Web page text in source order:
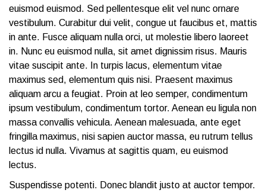
euismod euismod. Sed pellentesque elit vel nunc ornare
vestibulum. Curabitur dui velit, congue ut faucibus et, mattis
in ante. Fusce aliquam nulla orci, ut molestie libero laoreet
in. Nunc eu euismod nulla, sit amet dignissim risus. Mauris
vitae suscipit ante. In turpis lacus, elementum vitae
maximus sed, elementum quis nisi. Praesent maximus
aliquam arcu a feugiat. Proin at leo semper, condimentum
ipsum vestibulum, condimentum tortor. Aenean eu ligula non
massa convallis vehicula. Aenean malesuada, ante eget
fringilla maximus, nisi sapien auctor massa, eu rutrum tellus
lectus id nulla. Vivamus at sagittis quam, eu euismod
lectus.
Suspendisse potenti. Donec blandit justo at auctor tempor.